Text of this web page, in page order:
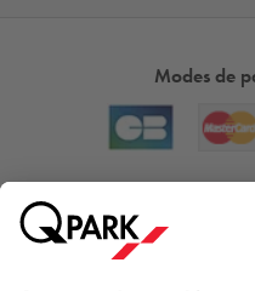
Modes de